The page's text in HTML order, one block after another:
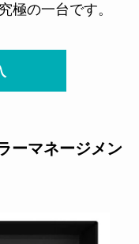
極の一台です。
ーマネージメン